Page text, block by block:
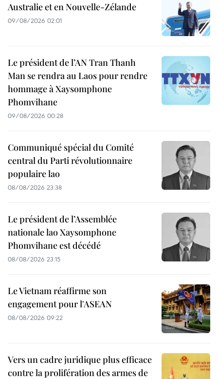
Australie et en Nouvelle-Zélande
09/08/2026 02:01
Le président de l’AN Tran Thanh
Man se rendra au Laos pour rendre
hommage à Xaysomphone
Phomvihane
09/08/2026 00:28
Communiqué spécial du Comité
central du Parti révolutionnaire
populaire lao
08/08/2026 23:38
Le président de l’Assemblée
nationale lao Xaysomphone
Phomvihane est décédé
08/08/2026 23:15
Le Vietnam réaffirme son
engagement pour l'ASEAN
08/08/2026 09:22
Vers un cadre juridique plus efficace
contre la prolifération des armes de